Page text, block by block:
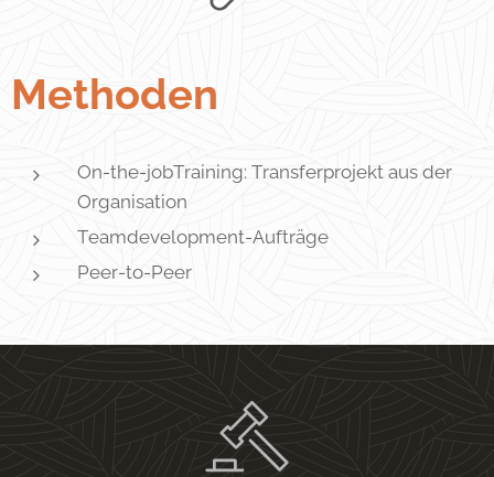
Methoden
On-the-jobTraining: Transferprojekt aus der
Organisation
Teamdevelopment-Aufträge
Peer-to-Peer